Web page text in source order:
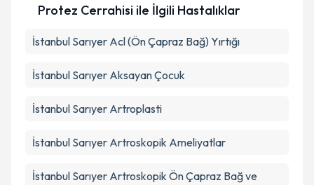
Protez Cerrahisi ile İlgili Hastalıklar
İstanbul Sarıyer Acl (Ön Çapraz Bağ) Yırtığı
İstanbul Sarıyer Aksayan Çocuk
İstanbul Sarıyer Artroplasti
İstanbul Sarıyer Artroskopik Ameliyatlar
İstanbul Sarıyer Artroskopik Ön Çapraz Bağ ve